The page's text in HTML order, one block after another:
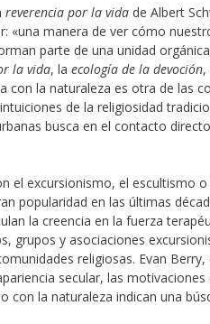
reverencia por la vida de Albert
«una manera de ver cómo
parte de una unidad
la vida, la ecología de la devoción,
con la naturaleza es otra de las
de la religiosidad
busca en el contacto
el excursionismo, el escultismo
popularidad en las últimas
la creencia en la fuerza
grupos y asociaciones
religiosas. Evan
secular, las
con la naturaleza indican una